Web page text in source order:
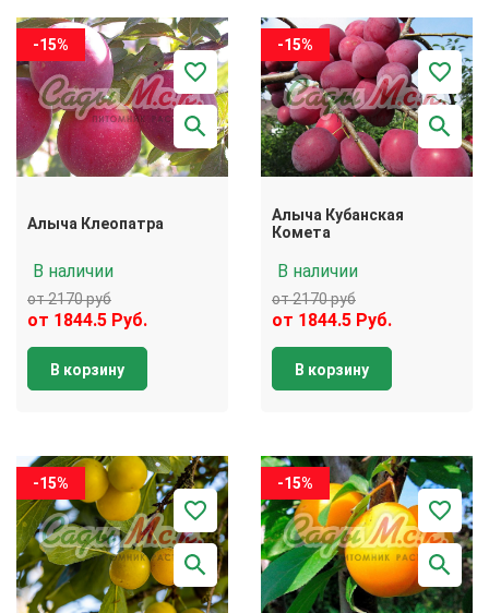
-15%
Алыча Клеопатра
В наличии
от 2170 руб
от 1844.5 Руб.
В корзину
-15%
Алыча Кубанская
Комета
В наличии
от 2170 руб
от 1844.5 Руб.
В корзину
-15% -15%